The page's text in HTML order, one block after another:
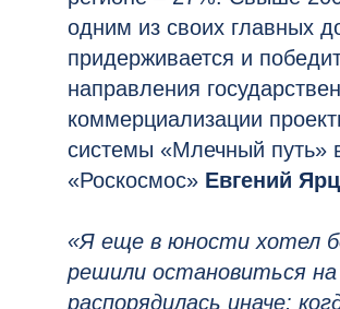
одним из своих главных
придерживается и
направления
коммерциализации
системы «Млечный
«Роскосмос» Евгений
«Я еще в юности хотел
решили остановиться
распорядилась иначе: